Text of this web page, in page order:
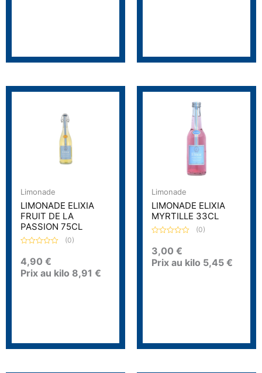
Limonade
LIMONADE ELIXIA
FRUIT DE LA
PASSION 75CL
o
t
e
0
(0)
4,90 €
Prix au kilo 8,91 €
Limonade
LIMONADE ELIXIA
MYRTILLE 33CL
o
t
e
0
(0)
3,00 €
Prix au kilo 5,45 €